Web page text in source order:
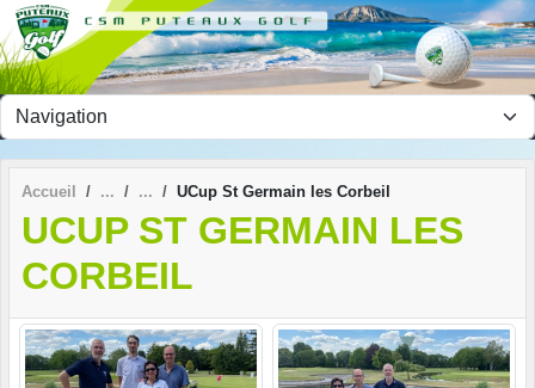
Accueil UCup St Germain les Corbeil
UCUP ST GERMAIN LES
CORBEIL
Panneau de gestion des cookies